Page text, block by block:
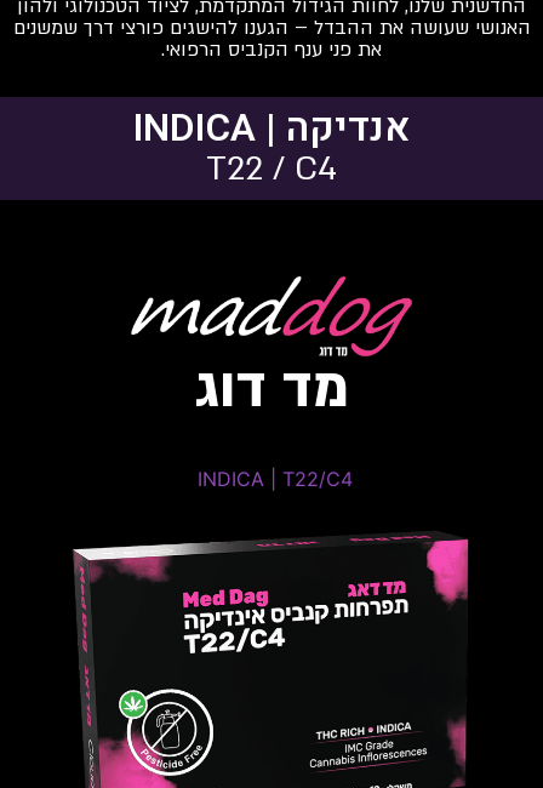
החדשנית שלנו, לחוות הגידול המתקדמת, לציוד הטכנולוגי ולהון
האנושי שעושה את ההבדל – הגענו להישגים פורצי דרך שמשנים
את פני ענף הקנביס הרפואי.
אנדיקה | INDICA
T22 / C4
מד דוג
INDICA | T22/C4 ​
INDICA | T22/C4 ​
THC: 20%-24% | CBD: 0%-1%
טרפנים דומיננטים:מרצין, קריופילין, פנצ'ול, טרפינאול
ויומילן.
פתיחות שקית ומלאי זמין